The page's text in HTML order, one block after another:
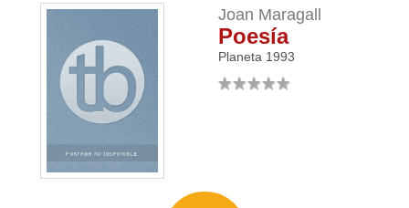
Joan Maragall
Poesía
Planeta 1993